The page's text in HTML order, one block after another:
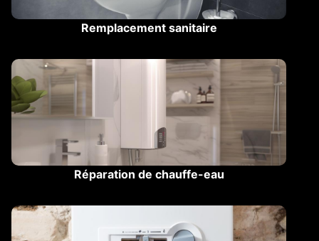
Remplacement sanitaire
Réparation de chauffe-eau